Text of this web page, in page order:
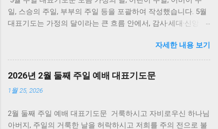
저희가 세상 가운데 살며 마음이 흔들리고 생각이 어지러워졌
으나, 주의 긍휼이 저희를 버리지 아니하시고 다시 주의 얼굴 앞
에 서게 하셨으니 이 은혜가 참으로 큽니다. 아버지 하나님, 먼
외한다 하면서도 마음으로는 세상의 염려를 더 붙들었고, 믿음
으로 산다 말하면서도 눈에 보이는 것에 쉽게 낙심하였으며, 주
께 맡긴다 고백하면서도 내 힘으로 해결하려는 교만이 저희 안
에 성급히 말하고, 참아야 할 때에 참지 못하며, 섬겨야 할 때에
마음을 정결케 하시고, 예수 그리스도의 보혈로 씻어 주셔서, 오
일, 스승의 주일, 부부의 주일 등을 포괄하여 작성했습니다. 5월
대표기도는 가정의 달이라는 큰 흐름 안에서, 감사·세대·신앙 계
분위기는 따뜻하고 목회적이되, 단순한 행사 소개에 그치지 말
고 각 주일의 의미를 복음과 교회의 사명 으로 연결하는 것이 좋
습니다. 첫째 주 어린이주일 은 하나님께서 자녀를 기업으로 주
신 은혜를 감사하며, 어린이들을 교회의 미래가 아니라 오늘의
예배자로 바라보는 시선이 중요합니다. 아이들의 건강과 보호
어지게 해 달라고 기도하면 좋습니다. 부모와 교사, 교육부서를
자세한 내용 보기
2026년 2월 둘째 주일 예배 대표기도문
1월 25, 2026
2월 둘째 주일 예배 대표기도문 거룩하시고 자비로우신 하나님
아버지, 주일의 거룩한 날을 허락하시고 저희를 주의 전으로 불